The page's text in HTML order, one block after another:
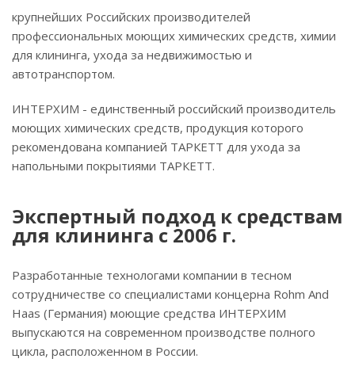
крупнейших Российских производителей
профессиональных моющих химических средств, химии
для клининга, ухода за недвижимостью и
автотранспортом.
ИНТЕРХИМ - единственный российский производитель
моющих химических средств, продукция которого
рекомендована компанией ТАРКЕТТ для ухода за
напольными покрытиями ТАРКЕТТ.
Экспертный подход к средствам
для клининга с 2006 г.
Разработанные технологами компании в тесном
сотрудничестве со специалистами концерна Rohm And
Haas (Германия) моющие средства ИНТЕРХИМ
выпускаются на современном производстве полного
цикла, расположенном в России.